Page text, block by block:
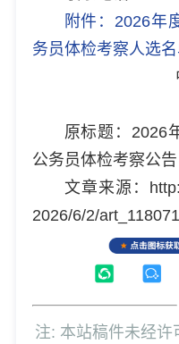
附件： 2026年
务员体检考察人选
原标题：2026
公务员体检考察公告
文章来源：
2026/6/2/
注: 本站稿件未经许